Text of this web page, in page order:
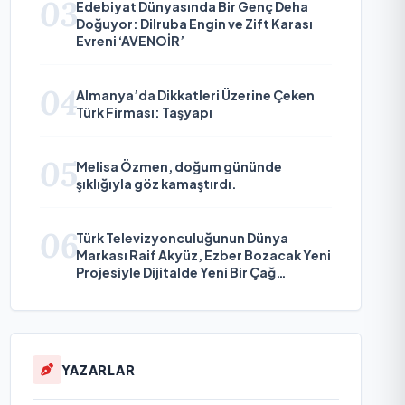
03Edebiyat Dünyasında Bir Genç Deha
Doğuyor: Dilruba Engin ve Zift Karası
Evreni ‘AVENOİR’
04Almanya’da Dikkatleri Üzerine Çeken
Türk Firması: Taşyapı
05Melisa Özmen, doğum gününde
şıklığıyla göz kamaştırdı.
06Türk Televizyonculuğunun Dünya
Markası Raif Akyüz, Ezber Bozacak Yeni
Projesiyle Dijitalde Yeni Bir Çağ
YAZARLAR